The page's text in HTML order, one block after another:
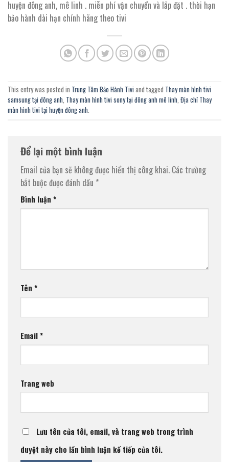
huyện đông anh, mê linh . miễn phí vận chuyển và lắp đặt . thời hạn
bảo hành dài hạn chính hãng theo tivi
This entry was posted in Trung Tâm Bảo Hành Tivi and tagged Thay màn hình tivi
samsung tại đông anh, Thay màn hình tivi sony tại đông anh mê linh, Địa chỉ Thay
màn hình tivi tại huyện đông anh.
Để lại một bình luận
Email của bạn sẽ không được hiển thị công khai. Các trường
bắt buộc được đánh dấu *
Bình luận *
Tên *
Email*
Trang web
Lưu tên của tôi, email, và trang web trong trình
duyệt này cho lần bình luận kế tiếp của tôi.